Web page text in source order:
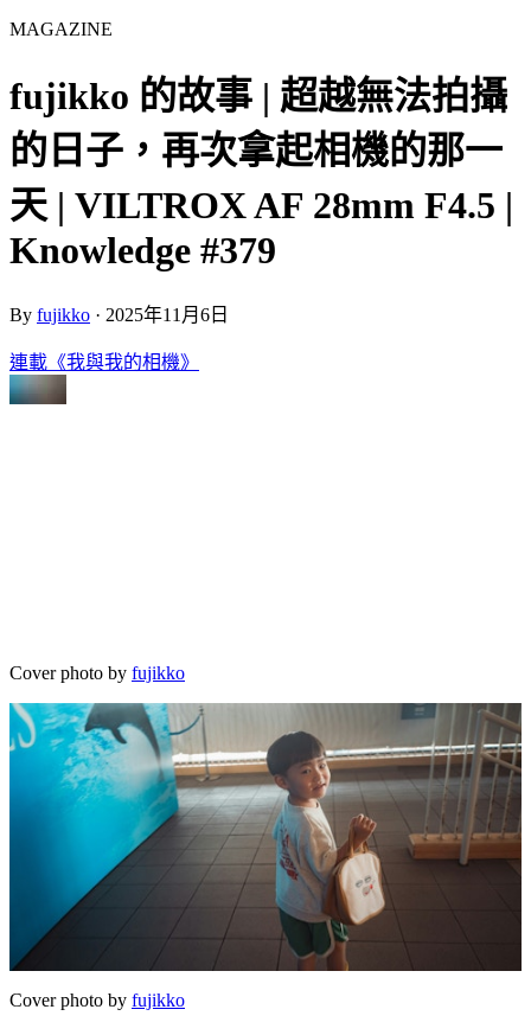
MAGAZINE
fujikko 的故事 | 超越無法拍攝
的日子，再次拿起相機的那一
天 | VILTROX AF 28mm F4.5 |
Knowledge #379
By fujikko · 2025年11月6日
連載《我與我的相機》
Cover photo by fujikko
Cover photo by fujikko